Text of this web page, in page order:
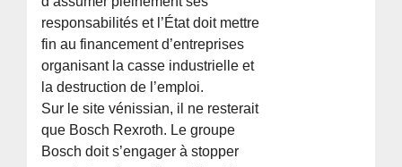
responsabilités et l’État doit mettre
fin au financement d’entreprises
organisant la casse industrielle et
la destruction de l’emploi.
Sur le site vénissian, il ne resterait
que Bosch Rexroth. Le groupe
Bosch doit s’engager à stopper